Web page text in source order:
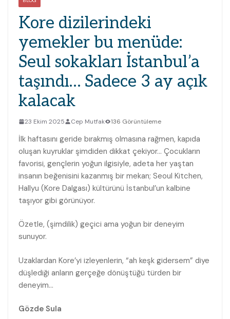
Kore dizilerindeki
yemekler bu menüde:
Seul sokakları İstanbul’a
taşındı… Sadece 3 ay açık
kalacak
23 Ekim 2025 Cep Mutfak 136 Görüntüleme
İlk haftasını geride bırakmış olmasına rağmen, kapıda
oluşan kuyruklar şimdiden dikkat çekiyor… Çocukların
favorisi, gençlerin yoğun ilgisiyle, adeta her yaştan
insanın beğenisini kazanmış bir mekan; Seoul Kitchen,
Hallyu (Kore Dalgası) kültürünü İstanbul’un kalbine
taşıyor gibi görünüyor.
Özetle, (şimdilik) geçici ama yoğun bir deneyim
sunuyor.
Uzaklardan Kore’yi izleyenlerin, “ah keşk gidersem” diye
düşlediği anların gerçeğe dönüştüğü türden bir
deneyim…
Gözde Sula